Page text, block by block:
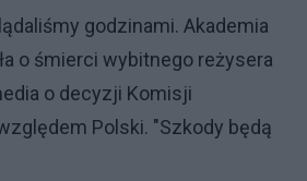
godzinami. Akademia
o śmierci wybitnego reżysera
o decyzji Komisji
Polski. "Szkody będą